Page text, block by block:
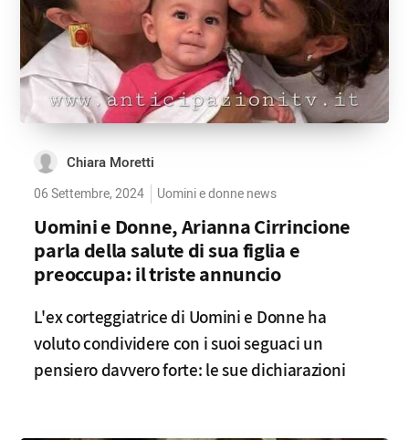
Chiara Moretti
06 Settembre, 2024 Uomini e donne news
Uomini e Donne, Arianna Cirrincione
parla della salute di sua figlia e
preoccupa: il triste annuncio
L'ex corteggiatrice di Uomini e Donne ha
voluto condividere con i suoi seguaci un
pensiero davvero forte: le sue dichiarazioni